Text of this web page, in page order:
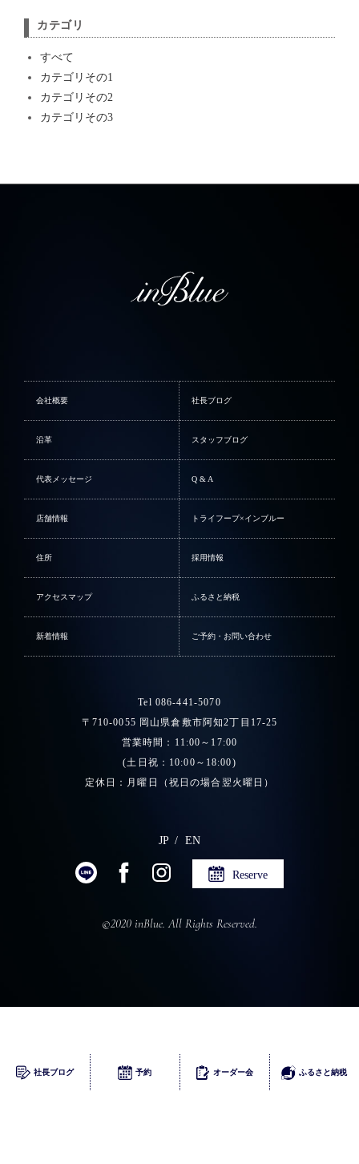
カテゴリ
すべて
カテゴリその1
カテゴリその2
カテゴリその3
会社概要 社長ブログ
沿革 スタッフブログ
代表メッセージ Q & A
店舗情報 トライフープ×インブルー
住所 採用情報
アクセスマップ ふるさと納税
新着情報 ご予約・お問い合わせ
Tel 086-441-5070
〒710-0055 岡山県倉敷市阿知2丁目17-25
営業時間：11:00～17:00
(土日祝：10:00～18:00)
定休日：月曜日（祝日の場合翌火曜日）
JP EN
Reserve
©2020 inBlue. All Rights Reserved.
ふるさとチョイス
社長ブログ 予約 オーダー会 ふるさと納税